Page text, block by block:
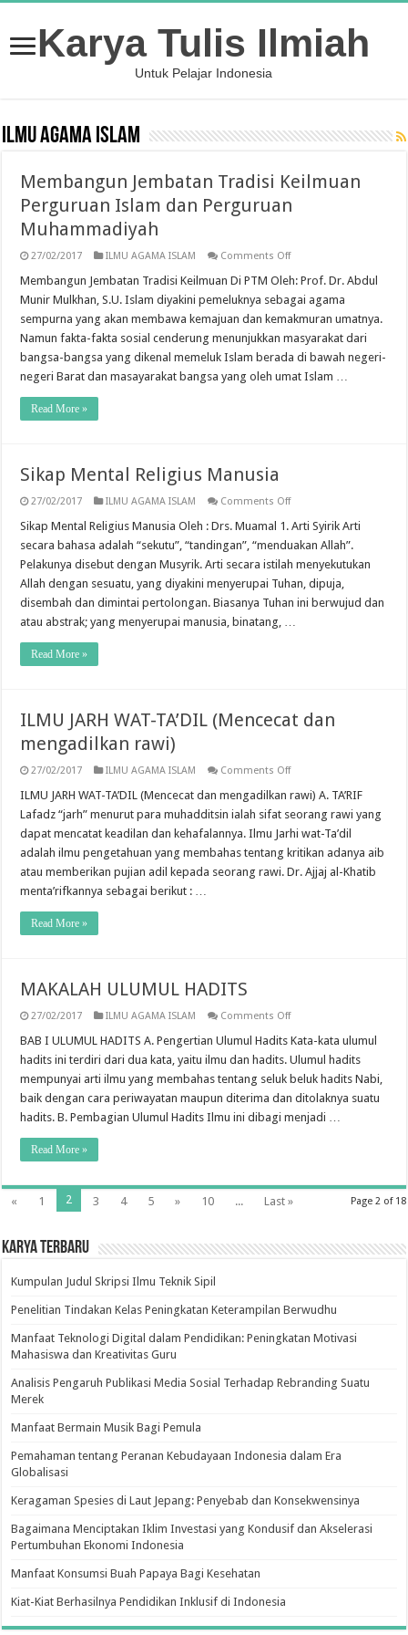
Karya Tulis Ilmiah
Untuk Pelajar Indonesia
ILMU AGAMA ISLAM
Membangun Jembatan Tradisi Keilmuan
Perguruan Islam dan Perguruan
Muhammadiyah
27/02/2017 ILMU AGAMA ISLAM Comments Offon
Jembatan
Keilmuan
Perguruan
Islam
dan
Perguruan
Muhammadiyah
Membangun Jembatan Tradisi Keilmuan Di PTM Oleh: Prof. Dr. Abdul
Munir Mulkhan, S.U. Islam diyakini pemeluknya sebagai agama
sempurna yang akan membawa kemajuan dan kemakmuran umatnya.
Namun fakta-fakta sosial cenderung menunjukkan masyarakat dari
bangsa-bangsa yang dikenal memeluk Islam berada di bawah negeri-
negeri Barat dan masayarakat bangsa yang oleh umat Islam …
Read More »
Sikap Mental Religius Manusia
27/02/2017 ILMU AGAMA ISLAM Comments Offon
Mental
Religius
Manusia
Sikap Mental Religius Manusia Oleh : Drs. Muamal 1. Arti Syirik Arti
secara bahasa adalah “sekutu”, “tandingan”, “menduakan Allah”.
Pelakunya disebut dengan Musyrik. Arti secara istilah menyekutukan
Allah dengan sesuatu, yang diyakini menyerupai Tuhan, dipuja,
disembah dan dimintai pertolongan. Biasanya Tuhan ini berwujud dan
atau abstrak; yang menyerupai manusia, binatang, …
Read More »
ILMU JARH WAT-TA’DIL (Mencecat dan
mengadilkan rawi)
27/02/2017 ILMU AGAMA ISLAM Comments Offon
JARH
TA’DIL
(Mencecat
dan
mengadilkan
ILMU JARH WAT-TA’DIL (Mencecat dan mengadilkan rawi) A. TA’RIF
Lafadz “jarh” menurut para muhadditsin ialah sifat seorang rawi yang
dapat mencatat keadilan dan kehafalannya. Ilmu Jarhi wat-Ta’dil
adalah ilmu pengetahuan yang membahas tentang kritikan adanya aib
atau memberikan pujian adil kepada seorang rawi. Dr. Ajjaj al-Khatib
menta’rifkannya sebagai berikut : …
Read More »
MAKALAH ULUMUL HADITS
27/02/2017 ILMU AGAMA ISLAM Comments Offon
ULUMUL
BAB I ULUMUL HADITS A. Pengertian Ulumul Hadits Kata-kata ulumul
hadits ini terdiri dari dua kata, yaitu ilmu dan hadits. Ulumul hadits
mempunyai arti ilmu yang membahas tentang seluk beluk hadits Nabi,
baik dengan cara periwayatan maupun diterima dan ditolaknya suatu
hadits. B. Pembagian Ulumul Hadits Ilmu ini dibagi menjadi …
Read More »
Page 2 of 18
« 1 2 3 4 5 » 10 ... Last »
Karya Terbaru
Kumpulan Judul Skripsi Ilmu Teknik Sipil
Penelitian Tindakan Kelas Peningkatan Keterampilan Berwudhu
Manfaat Teknologi Digital dalam Pendidikan: Peningkatan Motivasi
Mahasiswa dan Kreativitas Guru
Analisis Pengaruh Publikasi Media Sosial Terhadap Rebranding Suatu
Merek
Manfaat Bermain Musik Bagi Pemula
Pemahaman tentang Peranan Kebudayaan Indonesia dalam Era
Globalisasi
Keragaman Spesies di Laut Jepang: Penyebab dan Konsekwensinya
Bagaimana Menciptakan Iklim Investasi yang Kondusif dan Akselerasi
Pertumbuhan Ekonomi Indonesia
Manfaat Konsumsi Buah Papaya Bagi Kesehatan
Kiat-Kiat Berhasilnya Pendidikan Inklusif di Indonesia